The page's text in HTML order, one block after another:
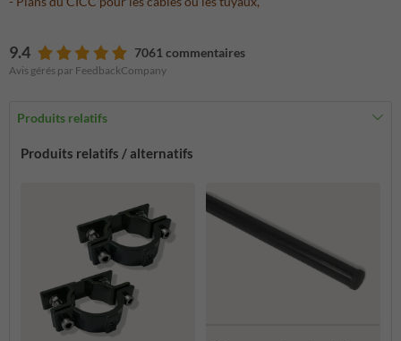
9.4 7061 commentaires
Avis gérés par FeedbackCompany
Produits relatifs
Produits relatifs / alternatifs